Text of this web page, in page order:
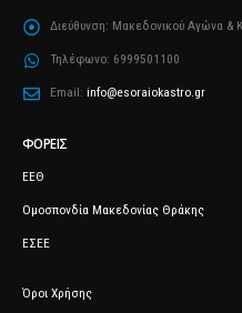
Διεύθυνση: Μακεδονικού Αγώνα &
Τηλέφωνο: 6999501100
Email: info@esoraiokastro.gr
ΦΟΡΕΊΣ
ΕΕΘ
Ομοσπονδία Μακεδονίας Θράκης
ΕΣΕΕ
Όροι Χρήσης